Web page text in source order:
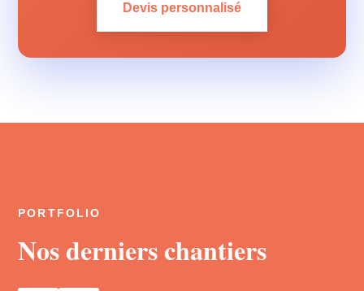
Devis personnalisé
PORTFOLIO
Nos derniers chantiers